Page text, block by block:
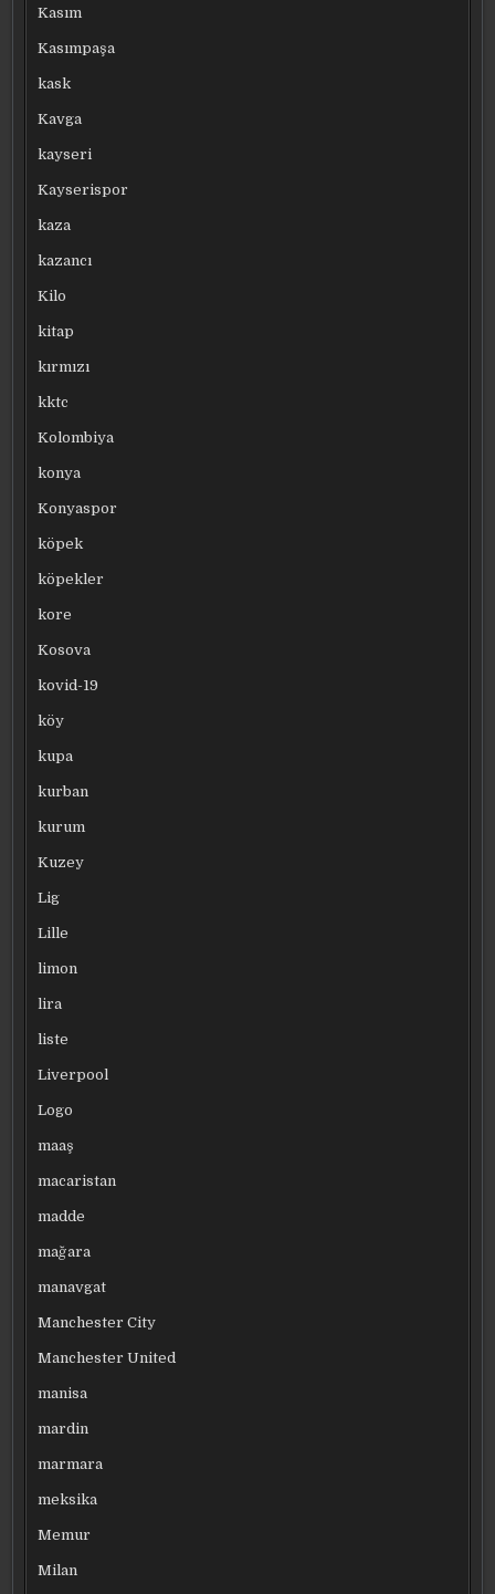
Kasım
Kasımpaşa
kask
Kavga
kayseri
Kayserispor
kaza
kazancı
Kilo
kitap
kırmızı
kktc
Kolombiya
konya
Konyaspor
köpek
köpekler
kore
Kosova
kovid-19
köy
kupa
kurban
kurum
Kuzey
Lig
Lille
limon
lira
liste
Liverpool
Logo
maaş
macaristan
madde
mağara
manavgat
Manchester City
Manchester United
manisa
mardin
marmara
meksika
Memur
Milan